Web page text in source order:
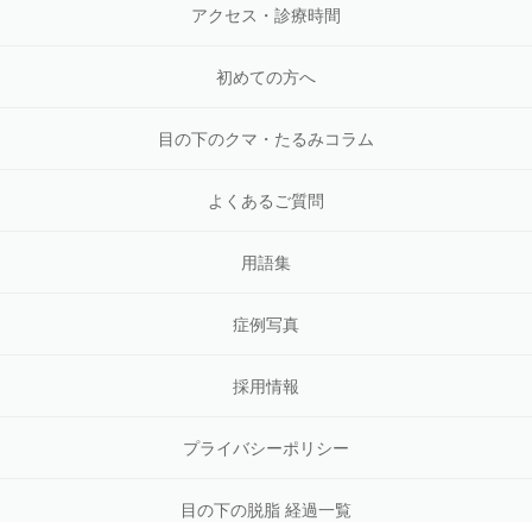
アクセス・診療時間
初めての方へ
目の下のクマ・たるみコラム
よくあるご質問
用語集
症例写真
採用情報
プライバシーポリシー
目の下の脱脂 経過一覧